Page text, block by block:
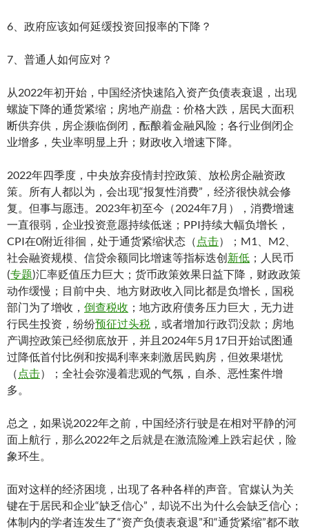
6、政府应该如何延缓投资回报率的下降？
7、普通人如何应对？
从2022年初开始，中国经济快速陷入资产负债表衰退，出现
螺旋下降的通货紧缩；房地产崩盘：价格大跌，居民大面积
断供弃供，房企濒临倒闭，酝酿着金融风险；各行业倒闭企
业增多，失业率明显上升；财政收入增速下降。
2022年四季度，中央放弃疫情封控政策、放松房企融资政
策。所有人都以为，会出现“报复性消费”，经济很快就会修
复。但事与愿违。2023年初至今（2024年7月），消费增速
一直很弱，企业投资意愿持续低迷；PPI持续大幅负增长，
CPI在0附近徘徊，处于通货紧缩状态（ 点击）；M1、M2、
社会融资规模、信贷余额同比增速等指标迭创新低 ；人民币
(专题)汇率贬值压力巨大；货币政策效果日益下降，财政政策
动作缓慢；目前中央、地方财政收入同比都是负增长，国税
部门为了增收， 倒查税收 ；地方政府债务压力巨大，无力进
行民生投资，纷纷预征过头税 ，或者增加行政罚没款；房地
产调控政策已经彻底放开，并且2024年5月17日开始试图通
过降低首付比例和按揭利率来刺激居民购房，但效果堪忧
（ 点击）；全社会弥漫着悲观的气氛，自杀、恶性案件增
多。
总之，如果说2022年之前，中国经济行驶是在相对平静的河
面上航行，那么2022年之后就是在激流险滩上跌宕起伏，险
象环生。
面对这样的经济困境，出现了各种各样的声音。官媒认为关
键在于居民和企业“缺乏信心”，却说不出为什么会缺乏信心；
体制内的学者连发生了“资产负债表衰退”和“通货紧缩”都不敢